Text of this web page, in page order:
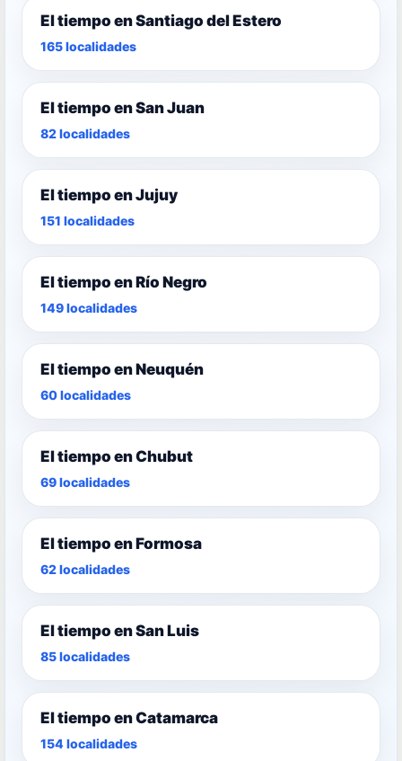
El tiempo en Santiago del Estero
165 localidades
El tiempo en San Juan
82 localidades
El tiempo en Jujuy
151 localidades
El tiempo en Río Negro
149 localidades
El tiempo en Neuquén
60 localidades
El tiempo en Chubut
69 localidades
El tiempo en Formosa
62 localidades
El tiempo en San Luis
85 localidades
El tiempo en Catamarca
154 localidades